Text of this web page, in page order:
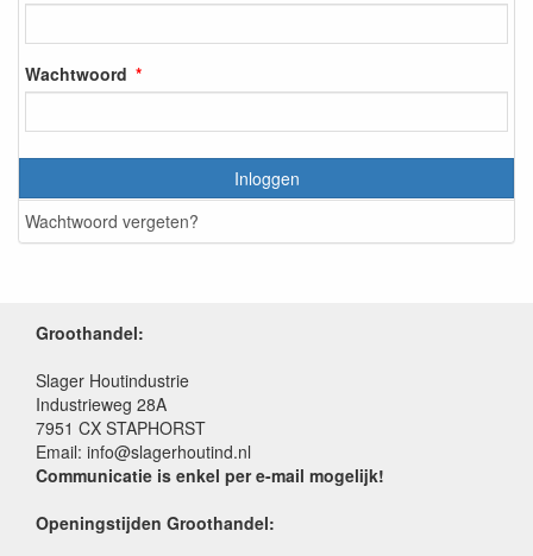
Wachtwoord
Inloggen
Wachtwoord vergeten?
Groothandel:
Slager Houtindustrie
Industrieweg 28A
7951 CX STAPHORST
Email: info@slagerhoutind.nl
Communicatie is enkel per e-mail mogelijk!
Openingstijden Groothandel: